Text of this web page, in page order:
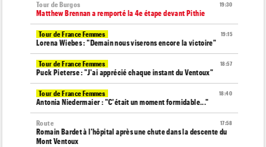
19:30
Tour de Burgos
Matthew Brennan a remporté la 4e étape devant Pithie
19:15
Tour de France Femmes
Lorena Wiebes : "Demain nous viserons encore la victoire"
18:57
Tour de France Femmes
Puck Pieterse : "J'ai apprécié chaque instant du Ventoux"
18:40
Tour de France Femmes
Antonia Niedermaier : "C'était un moment formidable..."
17:58
Route
Romain Bardet à l'hôpital après une chute dans la descente du
Mont Ventoux